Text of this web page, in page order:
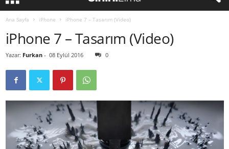
Ana Sayfa iPhone iPhone 7 – Tasarım (Video)
iPhone 7 – Tasarım (Video)
Yazar: Furkan - 08 Eylül 2016 0